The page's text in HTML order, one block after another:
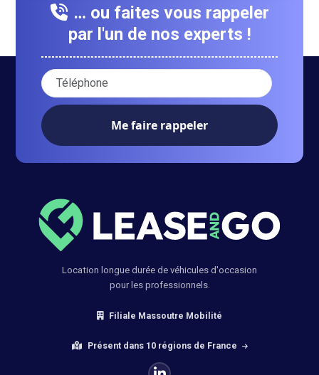
… ou faites vous rappeler
par l'un de nos experts !
Votre numéro de téléphone :
Location longue durée de véhicules d'occasion
pour les professionnels.
Filiale Massoutre Mobilité
Présent dans 10 régions de France